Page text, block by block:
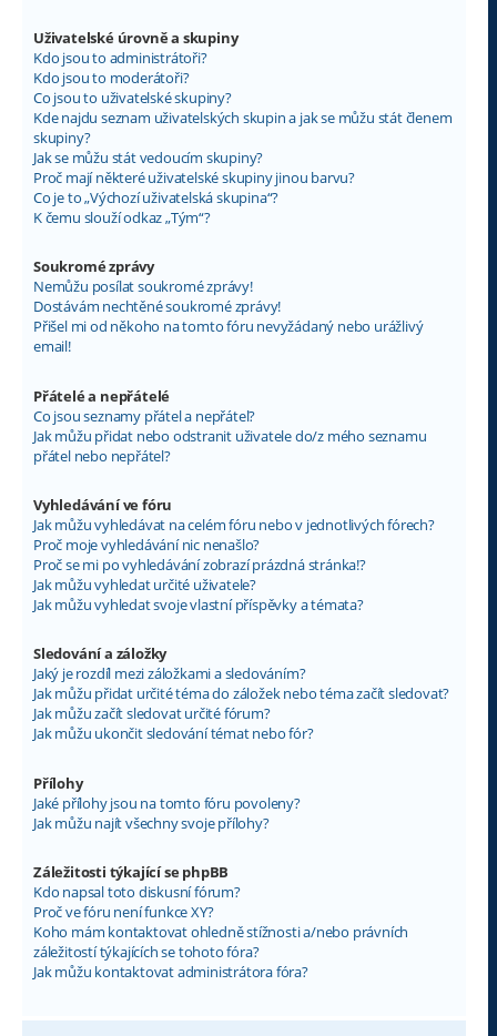
Uživatelské úrovně a skupiny
Kdo jsou to administrátoři?
Kdo jsou to moderátoři?
Co jsou to uživatelské skupiny?
Kde najdu seznam uživatelských skupin a jak se můžu stát členem
skupiny?
Jak se můžu stát vedoucím skupiny?
Proč mají některé uživatelské skupiny jinou barvu?
Co je to „Výchozí uživatelská skupina“?
K čemu slouží odkaz „Tým“?
Soukromé zprávy
Nemůžu posílat soukromé zprávy!
Dostávám nechtěné soukromé zprávy!
Přišel mi od někoho na tomto fóru nevyžádaný nebo urážlivý
email!
Přátelé a nepřátelé
Co jsou seznamy přátel a nepřátel?
Jak můžu přidat nebo odstranit uživatele do/z mého seznamu
přátel nebo nepřátel?
Vyhledávání ve fóru
Jak můžu vyhledávat na celém fóru nebo v jednotlivých fórech?
Proč moje vyhledávání nic nenašlo?
Proč se mi po vyhledávání zobrazí prázdná stránka!?
Jak můžu vyhledat určité uživatele?
Jak můžu vyhledat svoje vlastní příspěvky a témata?
Sledování a záložky
Jaký je rozdíl mezi záložkami a sledováním?
Jak můžu přidat určité téma do záložek nebo téma začít sledovat?
Jak můžu začít sledovat určité fórum?
Jak můžu ukončit sledování témat nebo fór?
Přílohy
Jaké přílohy jsou na tomto fóru povoleny?
Jak můžu najít všechny svoje přílohy?
Záležitosti týkající se phpBB
Kdo napsal toto diskusní fórum?
Proč ve fóru není funkce XY?
Koho mám kontaktovat ohledně stížnosti a/nebo právních
záležitostí týkajících se tohoto fóra?
Jak můžu kontaktovat administrátora fóra?